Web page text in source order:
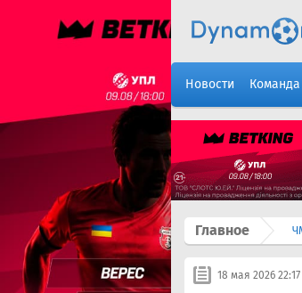
Новости Команда
Главное
18 мая 2026 22:17